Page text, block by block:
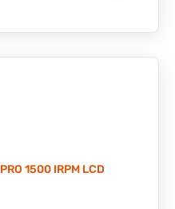
PRO 1500 IRPM LCD